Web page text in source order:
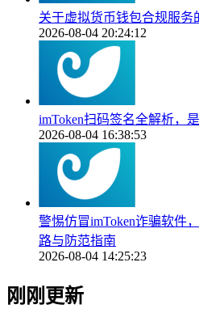
关于虚拟货币钱包合规服务
2026-08-04 20:24:12
imToken扫码签名全解析，
2026-08-04 16:38:53
警惕仿冒imToken诈骗软件
路与防范指南
2026-08-04 14:25:23
刚刚更新